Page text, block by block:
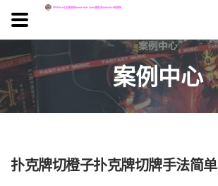
案例中心
扑克牌切橙子扑克牌切牌手法简单